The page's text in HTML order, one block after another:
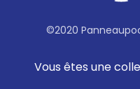
©2020
Vous êtes une